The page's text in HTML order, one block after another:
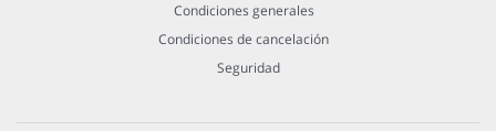
Condiciones generales
Condiciones de cancelación
Seguridad